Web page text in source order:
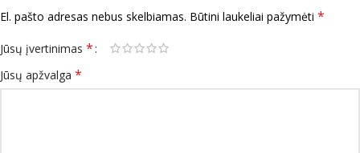
El. pašto adresas nebus skelbiamas. Būtini laukeliai pažymėti *
Jūsų įvertinimas *
Jūsų apžvalga *